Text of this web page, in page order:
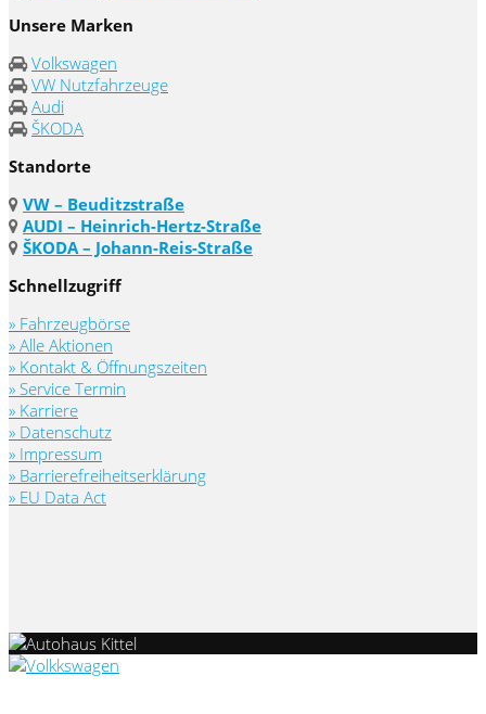
Unsere Marken
Volkswagen
VW Nutzfahrzeuge
Audi
ŠKODA
Standorte
VW – Beuditzstraße
AUDI – Heinrich-Hertz-Straße
ŠKODA – Johann-Reis-Straße
Schnellzugriff
» Fahrzeugbörse
» Alle Aktionen
» Kontakt & Öffnungszeiten
» Service Termin
» Karriere
» Datenschutz
» Impressum
» Barrierefreiheitserklärung
» EU Data Act